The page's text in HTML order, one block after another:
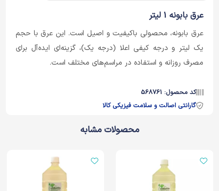
عرق بابونه 1 لیتر
عرق بابونه، محصولی باکیفیت و اصیل است. این عرق با حجم
یک لیتر و درجه کیفی اعلا (درجه یک)، گزینه‌ای ایده‌آل برای
مصرف روزانه و استفاده در مراسم‌های مختلف است.
کد محصول: 568761
گارانتی اصالت و سلامت فیزیکی کالا
محصولات مشابه